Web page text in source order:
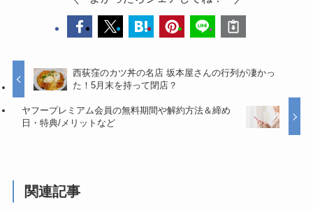
西荻窪のカツ丼の名店 坂本屋さんの行列が凄かっ
た！5月末を持って閉店？
ヤフープレミアム会員の無料期間や解約方法＆締め
日・特典/メリットなど
関連記事